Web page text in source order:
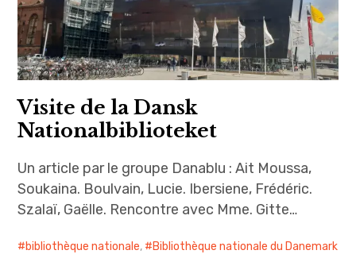
Visite de la Dansk
Nationalbiblioteket
Un article par le groupe Danablu : Ait Moussa,
Soukaina. Boulvain, Lucie. Ibersiene, Frédéric.
Szalaï, Gaëlle. Rencontre avec Mme. Gitte…
bibliothèque nationale,
Bibliothèque nationale du Danemark